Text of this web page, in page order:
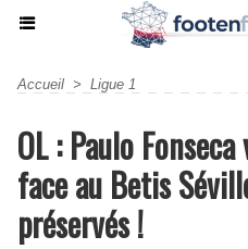
Accueil > Ligue 1
OL : Paulo
face au Betis
préservés !